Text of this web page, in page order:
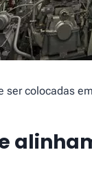
ser colocadas